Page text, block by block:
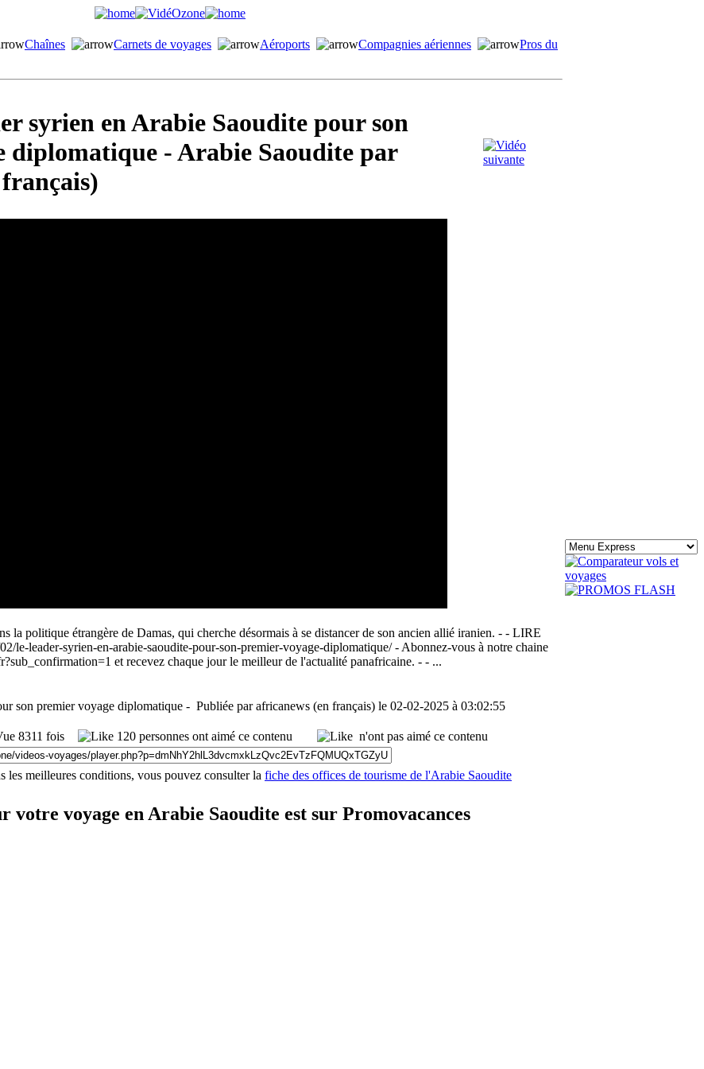
Chaînes Carnets de voyages Aéroports Compagnies aériennes
Pros du
syrien en Arabie Saoudite pour son
diplomatique - Arabie Saoudite par
la politique étrangère de Damas, qui cherche désormais à se distancer de son ancien allié iranien. - - LIRE
le-leader-syrien-en-arabie-saoudite-pour-son-premier-voyage-diplomatique/ - Abonnez-vous à notre chaine
et recevez chaque jour le meilleur de l'actualité panafricaine. - - ...
son premier voyage diplomatique - Publiée par africanews (en français) le 02-02-2025 à 03:02:55
8311 fois 120 personnes ont aimé ce contenu
n'ont pas aimé ce contenu
les meilleures conditions, vous pouvez consulter la fiche des offices de tourisme de l'Arabie Saoudite
voyage en Arabie Saoudite est sur Promovacances